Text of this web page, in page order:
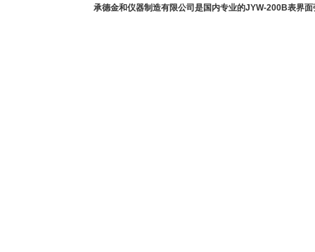
承德金和仪器制造有限公司是国内专业的JYW-200B表界